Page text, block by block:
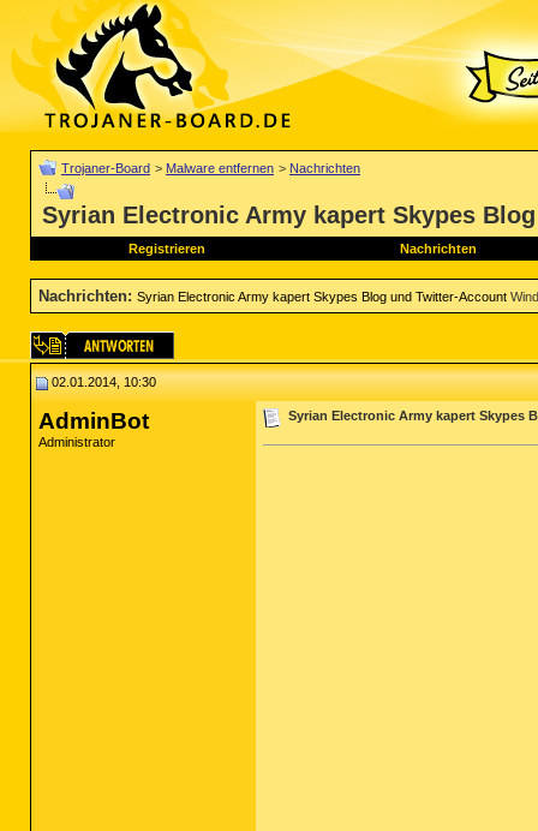
Trojaner-Board > Malware entfernen > Nachrichten
Syrian Electronic Army kapert Skypes
Registrieren Nachrichten
Nachrichten: Syrian Electronic Army kapert Skypes Blog und Twitter-Account
02.01.2014, 10:30
AdminBot
Administrator
Syrian Electronic Army kapert Skypes